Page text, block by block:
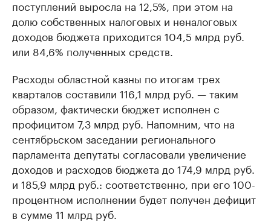
поступлений выросла на 12,5%, при этом на
долю собственных налоговых и неналоговых
доходов бюджета приходится 104,5 млрд руб.
или 84,6% полученных средств.
Расходы областной казны по итогам трех
кварталов составили 116,1 млрд руб. — таким
образом, фактически бюджет исполнен с
профицитом 7,3 млрд руб. Напомним, что на
сентябрьском заседании регионального
парламента депутаты согласовали увеличение
доходов и расходов бюджета до 174,9 млрд руб.
и 185,9 млрд руб.: соответственно, при его 100-
процентном исполнении будет получен дефицит
в сумме 11 млрд руб.